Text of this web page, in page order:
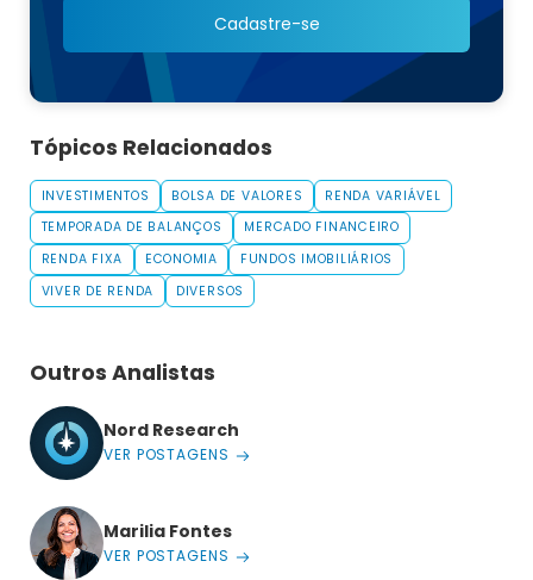
Cadastre-se
Tópicos Relacionados
INVESTIMENTOS BOLSA DE VALORES
RENDA VARIÁVEL
TEMPORADA DE BALANÇOS
MERCADO FINANCEIRO
RENDA FIXA
ECONOMIA
FUNDOS IMOBILIÁRIOS
VIVER DE RENDA
DIVERSOS
Outros Analistas
Nord Research
VER POSTAGENS
Marilia Fontes
VER POSTAGENS